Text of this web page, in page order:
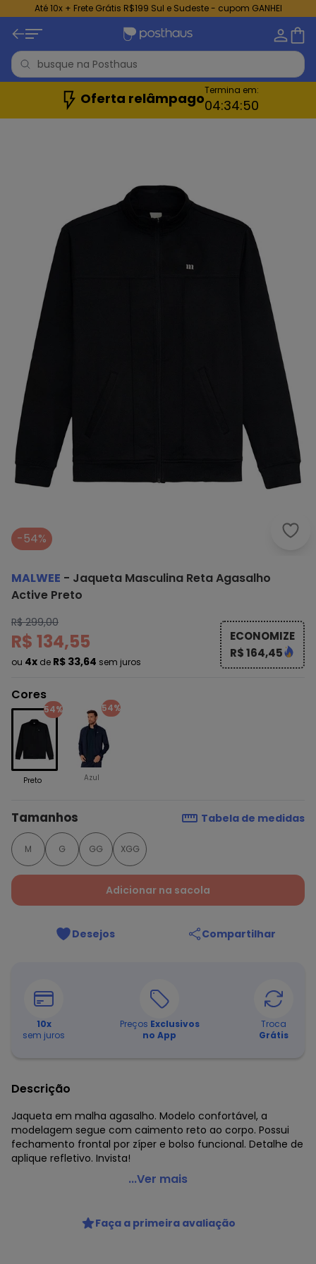
Até 10x + Frete Grátis R$199 Sul e Sudeste - cupom GANHEI
Oferta relâmpagoTermina em:
04:34:49
-54%
MALWEE - Jaqueta Masculina Reta Agasalho
Active Preto
R$ 299,00
R$ 134,55
ou 4x de R$ 33,64 sem juros
ECONOMIZE
R$ 164,45
Cores
54%
Preto
54%
Azul
Tamanhos Tabela de medidas
M G GG XGG
Adicionar na sacola
Desejos Compartilhar
10x
sem juros
Preços Exclusivos
no App
Troca
Grátis
Descrição
Jaqueta em malha agasalho. Modelo confortável, a
modelagem segue com caimento reto ao corpo. Possui
fechamento frontal por zíper e bolso funcional. Detalhe de
aplique refletivo. Invista!
Malwee - Jaqueta Masculina Reta Agasalho Active
Código do produto: 8400565
Comprimento da Manga: Longa
...Ver mais
Faça a primeira avaliação